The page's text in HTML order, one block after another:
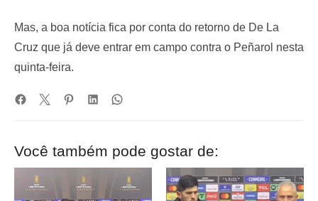
Mas, a boa notícia fica por conta do retorno de De La
Cruz que já deve entrar em campo contra o Peñarol nesta
quinta-feira.
Você também pode gostar de: